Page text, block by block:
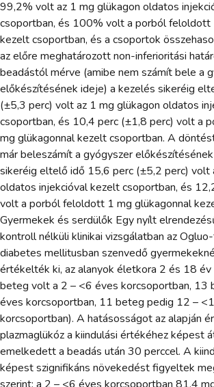
99,2% volt az 1 mg glükagon oldatos
csoportban, és 100% volt a porból feloldott
kezelt csoportban, és a csoportok
az előre meghatározott non-inferioritási
beadástól mérve (amibe nem számít bele a
előkészítésének ideje) a kezelés sikeréig
(±5,3 perc) volt az 1 mg glükagon oldatos
csoportban, és 10,4 perc (±1,8 perc) volt a
mg glükagonnal kezelt csoportban. A
már beleszámít a gyógyszer
sikeréig eltelő idő 15,6 perc (±5,2 perc) volt
oldatos injekcióval kezelt csoportban, és
volt a porból feloldott 1 mg glükagonnal
Gyermekek és serdülők Egy nyílt
kontroll nélküli klinikai vizsgálatban az
diabetes mellitusban szenvedő
értékelték ki, az alanyok életkora 2 és 18
beteg volt a 2 – <6 éves korcsoportban,
éves korcsoportban, 11 beteg pedig 12 –
korcsoportban). A hatásosságot az alapján
plazmaglükóz a kiindulási értékéhez képest
emelkedett a beadás után 30 perccel. A
képest szignifikáns növekedést figyeltek